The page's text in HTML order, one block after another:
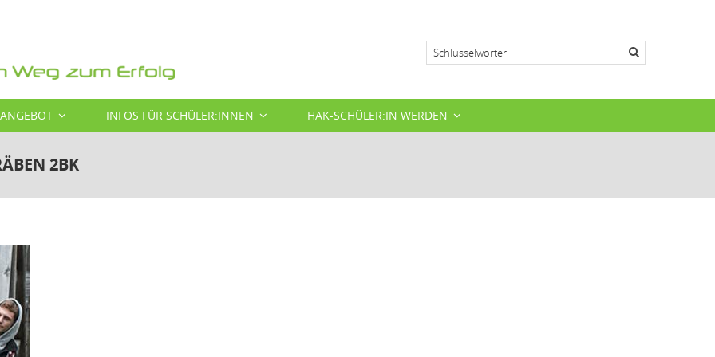
Suche
INFOS FÜR SCHÜLER:INNEN HAK-SCHÜLER:IN WERDEN
2BK